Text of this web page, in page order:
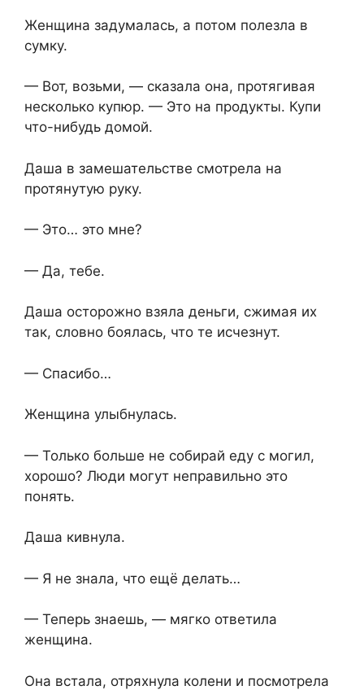
Женщина задумалась, а потом полезла в
сумку.
— Вот, возьми, — сказала она, протягивая
несколько купюр. — Это на продукты. Купи
что-нибудь домой.
Даша в замешательстве смотрела на
протянутую руку.
— Это… это мне?
— Да, тебе.
Даша осторожно взяла деньги, сжимая их
так, словно боялась, что те исчезнут.
— Спасибо…
Женщина улыбнулась.
— Только больше не собирай еду с могил,
хорошо? Люди могут неправильно это
понять.
Даша кивнула.
— Я не знала, что ещё делать…
— Теперь знаешь,⁨ — мягко ответила
женщина.
Она встала,⁨ отряхнула колени и посмотрела